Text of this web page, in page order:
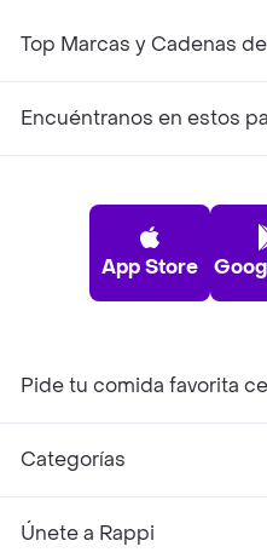
Top Marcas y Cadenas
Encuéntranos en estos
App Store
Pide tu comida favorita
Categorías
Únete a Rappi